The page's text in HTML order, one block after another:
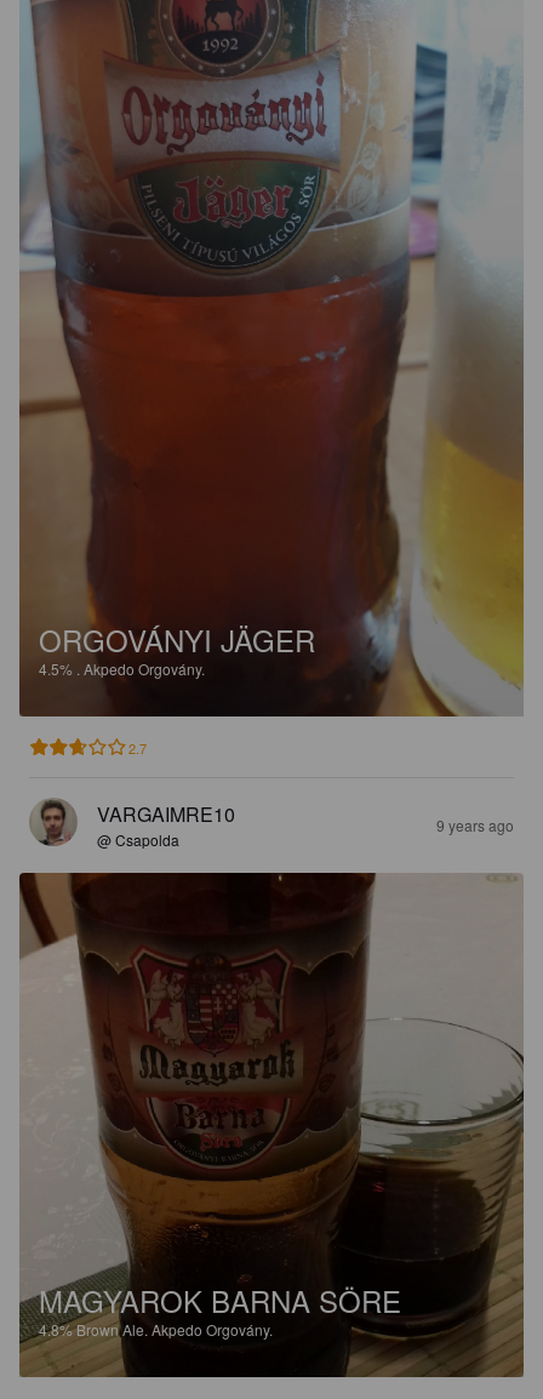
ORGOVÁNYI JÄGER
4.5% . Akpedo Orgovány.
2.7
VARGAIMRE10
@ Csapolda
9 years ago
MAGYAROK BARNA SÖRE
4.8%Brown Ale. Akpedo Orgovány.